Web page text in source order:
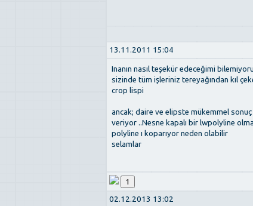
13.11.2011 15:04
Inanın nasıl teşekür edeceğimi
sizinde tüm işleriniz tereyağından kıl
crop lispi
ancak; daire ve elipste mükemmel
veriyor ..Nesne kapalı bir lwpolyline
polyline ı koparıyor neden olabilir
selamlar
1
02.12.2013 13:02